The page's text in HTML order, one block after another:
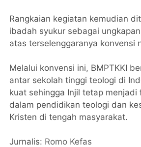
Rangkaian kegiatan kemudian
ibadah syukur sebagai
atas terselenggaranya konvensi
Melalui konvensi ini, BMPTKKI
antar sekolah tinggi teologi di
kuat sehingga Injil tetap menjadi
dalam pendidikan teologi dan
Kristen di tengah masyarakat.
Jurnalis: Romo Kefas